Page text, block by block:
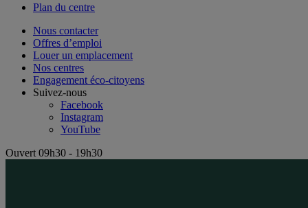
Plan du centre
Nous contacter
Offres d’emploi
Louer un emplacement
Nos centres
Engagement éco-citoyens
Suivez-nous
Facebook
Instagram
YouTube
Ouvert 09h30 - 19h30